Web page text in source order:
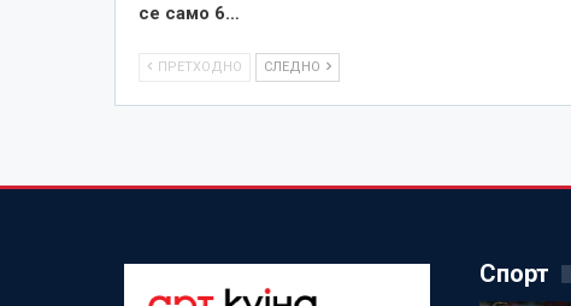
се само 6…
ПРЕТХОДНО СЛЕДНО
Спорт